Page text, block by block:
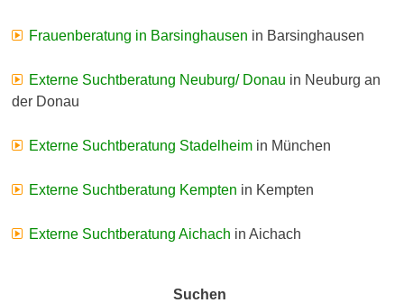
Frauenberatung in Barsinghausen in Barsinghausen
Externe Suchtberatung Neuburg/ Donau in Neuburg an
der Donau
Externe Suchtberatung Stadelheim in München
Externe Suchtberatung Kempten in Kempten
Externe Suchtberatung Aichach in Aichach
Suchen